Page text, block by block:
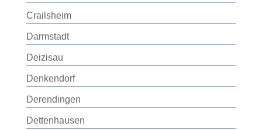
Crailsheim
Darmstadt
Deizisau
Denkendorf
Derendingen
Dettenhausen